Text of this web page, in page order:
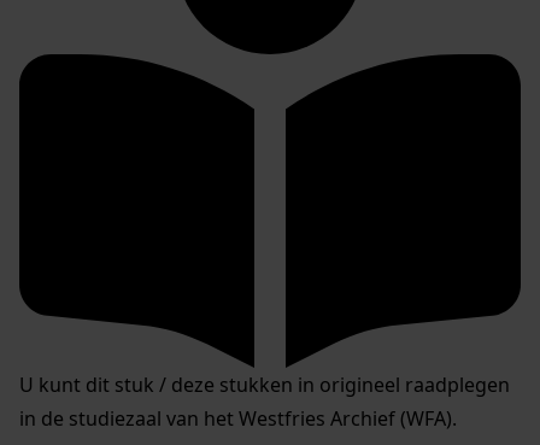
U kunt dit stuk / deze stukken in origineel raadplegen
in de studiezaal van het Westfries Archief (WFA).